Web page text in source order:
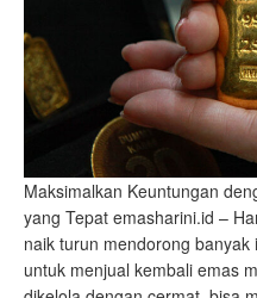
Maksimalkan Keuntungan
yang Tepat emasharini.id –
naik turun mendorong
untuk menjual kembali emas